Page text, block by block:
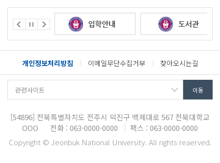
개인정보처리방침 이메일무단수집거부 찾아오시는길
[54896] 전북특별자치도 전주시 덕진구 백제대로 567 전북대학교
OOO
전화 : 063-0000-0000
팩스 : 063-0000-0000
Copyright © Jeonbuk National University. All rights reaerved.